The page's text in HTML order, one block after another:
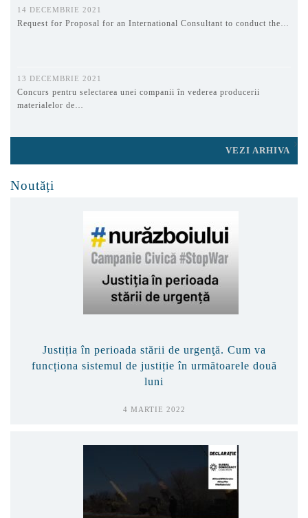
14 DECEMBRIE 2021
Request for Proposal for an International Consultant to conduct the…
13 DECEMBRIE 2021
Concurs pentru selectarea unei companii în vederea producerii
materialelor de…
VEZI ARHIVA
Noutăți
Justiția în perioada stării de urgenţă. Cum va
funcționa sistemul de justiție în următoarele două
luni
4 MARTIE 2022